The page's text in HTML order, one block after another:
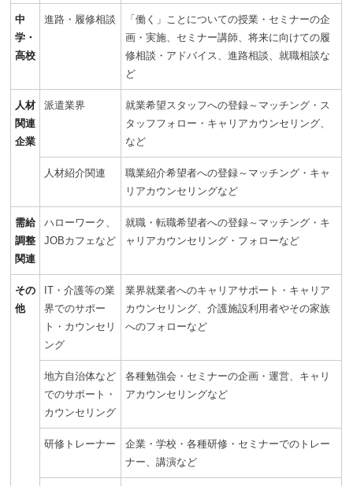
中
学・
高校
進路・履修相談
「働く」ことについての授業・セミナーの企
画・実施、セミナー講師、将来に向けての履
修相談・アドバイス、進路相談、就職相談な
ど
人材
関連
企業
派遣業界
就業希望スタッフへの登録～マッチング・ス
タッフフォロー・キャリアカウンセリング、
など
人材紹介関連
職業紹介希望者への登録～マッチング・キャ
リアカウンセリングなど
需給
調整
関連
ハローワーク、
JOBカフェなど
就職・転職希望者への登録～マッチング・キ
ャリアカウンセリング・フォローなど
その
他
IT・介護等の業
界でのサポー
ト・カウンセリ
ング
業界就業者へのキャリアサポート・キャリア
カウンセリング、介護施設利用者やその家族
へのフォローなど
地方自治体など
でのサポート・
カウンセリング
各種勉強会・セミナーの企画・運営、キャリ
アカウンセリングなど
研修トレーナー
企業・学校・各種研修・セミナーでのトレー
ナー、講演など